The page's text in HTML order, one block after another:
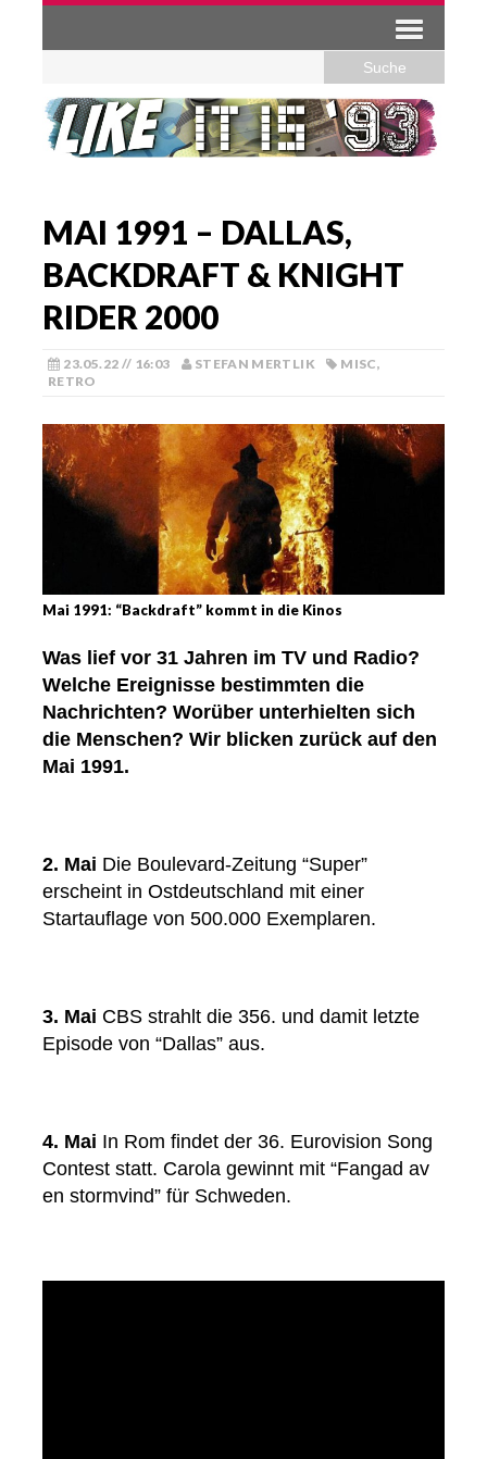
MAI 1991 – DALLAS,
BACKDRAFT & KNIGHT
RIDER 2000
23.05.22 // 16:03 STEFAN MERTLIK MISC,
RETRO
Mai 1991: “Backdraft” kommt in die Kinos
Was lief vor 31 Jahren im TV und Radio?
Welche Ereignisse bestimmten die
Nachrichten? Worüber unterhielten sich
die Menschen? Wir blicken zurück auf den
Mai 1991.
2. Mai Die Boulevard-Zeitung “Super”
erscheint in Ostdeutschland mit einer
Startauflage von 500.000 Exemplaren.
3. Mai CBS strahlt die 356. und damit letzte
Episode von “Dallas” aus.
4. Mai In Rom findet der 36. Eurovision Song
Contest statt. Carola gewinnt mit “Fangad av
en stormvind” für Schweden.